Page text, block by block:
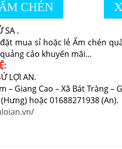
CHÉN
SA.
mua sỉ hoặc lẻ Ấm chén
cáo khuyến mãi…
LỢI AN.
– Giang Cao – Xã Bát Tràng –
hoặc 01688271938 (An).